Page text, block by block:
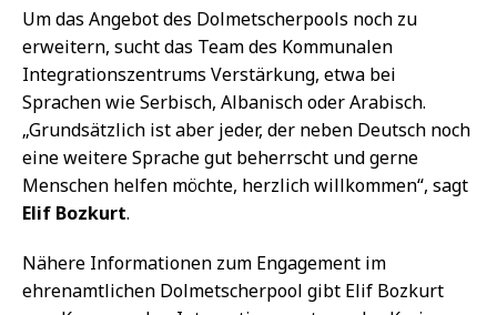
Um das Angebot des Dolmetscherpools noch zu
erweitern, sucht das Team des Kommunalen
Integrationszentrums Verstärkung, etwa bei
Sprachen wie Serbisch, Albanisch oder Arabisch.
„Grundsätzlich ist aber jeder, der neben Deutsch noch
eine weitere Sprache gut beherrscht und gerne
Menschen helfen möchte, herzlich willkommen“, sagt
Elif Bozkurt.
Nähere Informationen zum Engagement im
ehrenamtlichen Dolmetscherpool gibt Elif Bozkurt